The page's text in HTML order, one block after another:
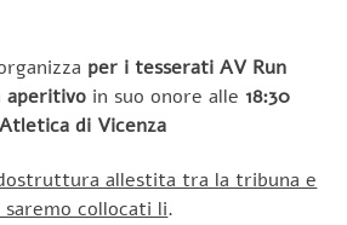
per i tesserati AV Run
aperitivo in suo onore alle18:30
di Vicenza
allestita tra la tribuna e
collocati li.